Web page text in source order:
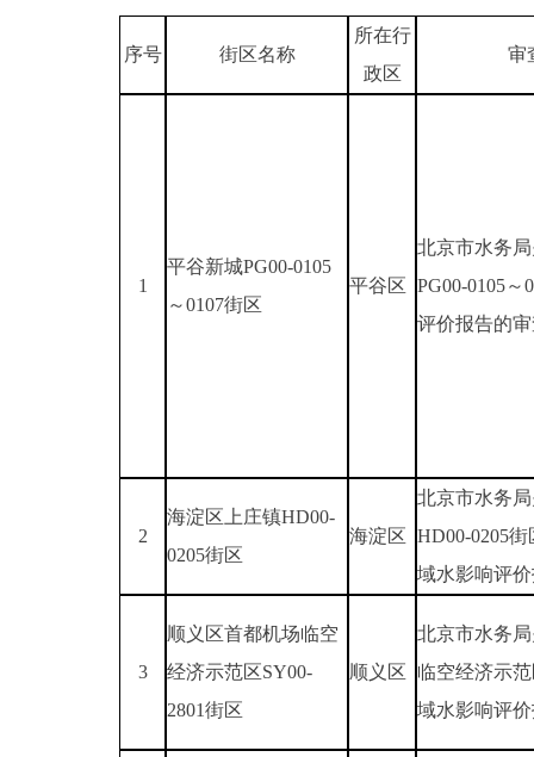
序号 街区名称
所在行
政区
审
1
平谷新城PG00-0105
～0107街区
平谷区
北京市水务
PG00-0105
评价报告的
2
海淀区上庄镇HD00-
0205街区
海淀区
北京市水务
HD00-0205
域水影响评
3
顺义区首都机场临空
经济示范区SY00-
2801街区
顺义区
北京市水务
临空经济示
域水影响评